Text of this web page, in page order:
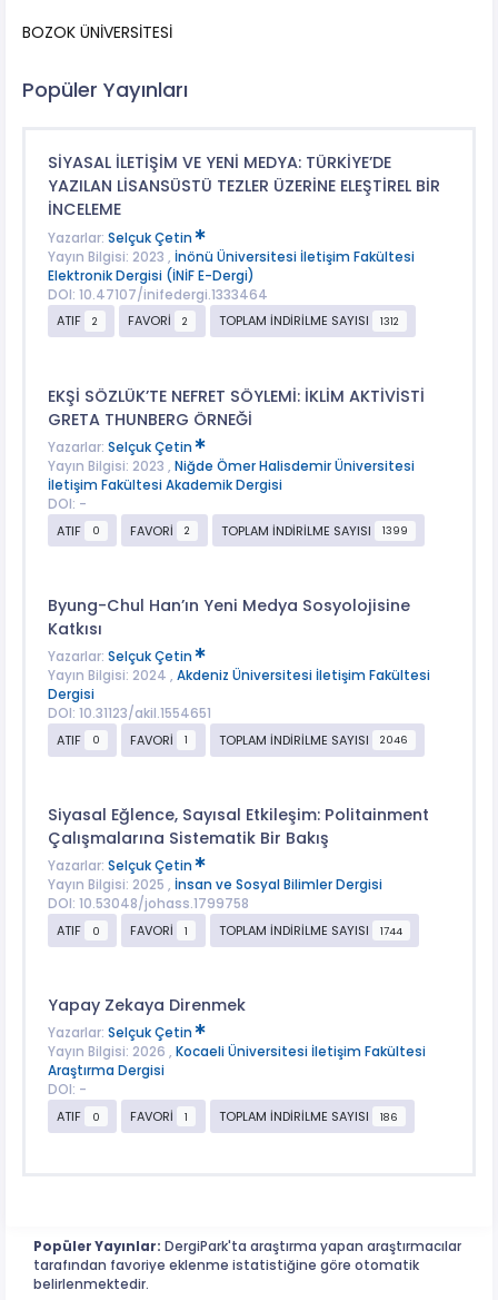
BOZOK ÜNİVERSİTESİ
Popüler Yayınları
SİYASAL İLETİŞİM VE YENİ MEDYA: TÜRKİYE’DE
YAZILAN LİSANSÜSTÜ TEZLER ÜZERİNE ELEŞTİREL BİR
İNCELEME
Yazarlar: Selçuk Çetin
Yayın Bilgisi: 2023 , İnönü Üniversitesi İletişim Fakültesi
Elektronik Dergisi (İNİF E-Dergi)
DOI: 10.47107/inifedergi.1333464
ATIF
2 FAVORİ 2 TOPLAM İNDİRİLME SAYISI 1312
EKŞİ SÖZLÜK’TE NEFRET SÖYLEMİ: İKLİM AKTİVİSTİ
GRETA THUNBERG ÖRNEĞİ
Yazarlar: Selçuk Çetin
Yayın Bilgisi: 2023 , Niğde Ömer Halisdemir Üniversitesi
İletişim Fakültesi Akademik Dergisi
DOI: -
ATIF
0 FAVORİ 2 TOPLAM İNDİRİLME SAYISI 1399
Byung-Chul Han’ın Yeni Medya Sosyolojisine
Katkısı
Yazarlar: Selçuk Çetin
Yayın Bilgisi: 2024 , Akdeniz Üniversitesi İletişim Fakültesi
Dergisi
DOI: 10.31123/akil.1554651
ATIF
0 FAVORİ 1 TOPLAM İNDİRİLME SAYISI 2046
Siyasal Eğlence, Sayısal Etkileşim: Politainment
Çalışmalarına Sistematik Bir Bakış
Yazarlar: Selçuk Çetin
Yayın Bilgisi: 2025 , İnsan ve Sosyal Bilimler Dergisi
DOI: 10.53048/johass.1799758
ATIF
0 FAVORİ 1 TOPLAM İNDİRİLME SAYISI 1744
Yapay Zekaya Direnmek
Yazarlar: Selçuk Çetin
Yayın Bilgisi: 2026 , Kocaeli Üniversitesi İletişim Fakültesi
Araştırma Dergisi
DOI: -
ATIF
0 FAVORİ 1 TOPLAM İNDİRİLME SAYISI 186
Popüler Yayınlar: DergiPark'ta araştırma yapan araştırmacılar
tarafından favoriye eklenme istatistiğine göre otomatik
belirlenmektedir.